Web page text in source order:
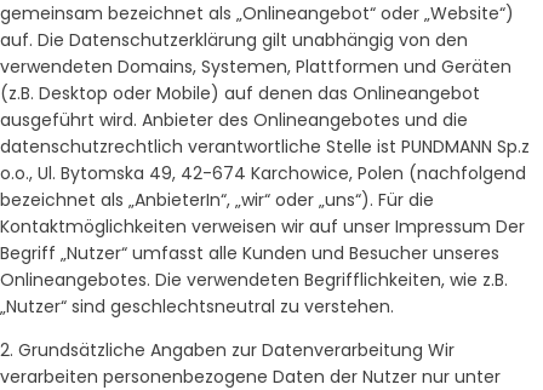
gemeinsam bezeichnet als „Onlineangebot“ oder „Website“)
auf. Die Datenschutzerklärung gilt unabhängig von den
verwendeten Domains, Systemen, Plattformen und Geräten
(z.B. Desktop oder Mobile) auf denen das Onlineangebot
ausgeführt wird. Anbieter des Onlineangebotes und die
datenschutzrechtlich verantwortliche Stelle ist PUNDMANN Sp.z
o.o., Ul. Bytomska 49, 42-674 Karchowice, Polen (nachfolgend
bezeichnet als „AnbieterIn“, „wir“ oder „uns“). Für die
Kontaktmöglichkeiten verweisen wir auf unser Impressum Der
Begriff „Nutzer“ umfasst alle Kunden und Besucher unseres
Onlineangebotes. Die verwendeten Begrifflichkeiten, wie z.B.
„Nutzer“ sind geschlechtsneutral zu verstehen.
2. Grundsätzliche Angaben zur Datenverarbeitung Wir
verarbeiten personenbezogene Daten der Nutzer nur unter